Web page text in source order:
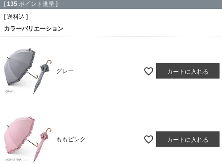
[ 135 ポイント進呈 ]
送料込
カラーバリエーション
グレー カートに入れる
ももピンク カートに入れる